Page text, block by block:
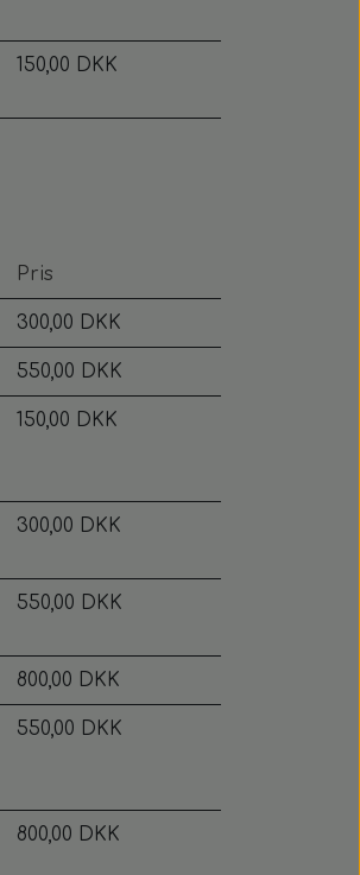
150,00 DKK
Pris
300,00 DKK
550,00 DKK
150,00 DKK
300,00 DKK
550,00 DKK
800,00 DKK
550,00 DKK
800,00 DKK